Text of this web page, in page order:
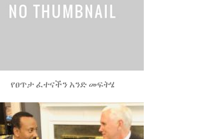
የፀጥታ ፈተናችን አንድ መፍትሄ